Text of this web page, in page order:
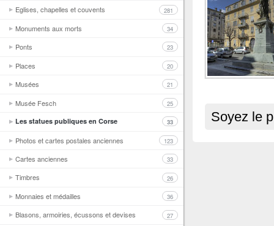
Eglises, chapelles et couvents 281
Monuments aux morts 34
Ponts 23
Places 20
Musées 21
Musée Fesch 25
Les statues publiques en Corse 33
Photos et cartes postales anciennes 123
Cartes anciennes 33
Timbres 26
Monnaies et médailles 36
Blasons, armoiries, écussons et devises 27
Soyez le